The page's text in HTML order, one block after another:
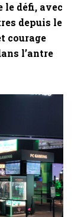
le défi, avec
depuis le
courage
l’antre